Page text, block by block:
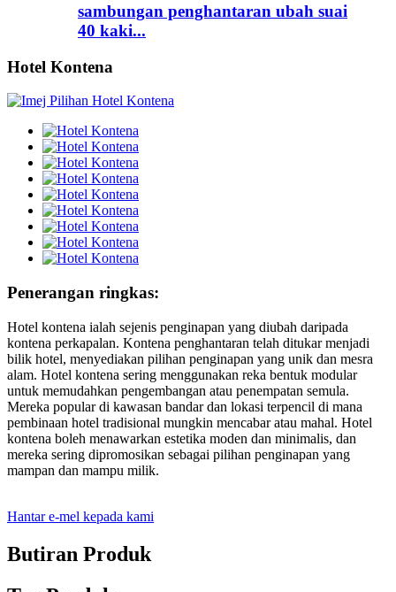
sambungan penghantaran ubah suai
40 kaki...
Hotel Kontena
Penerangan ringkas:
Hotel kontena ialah sejenis penginapan yang diubah daripada
kontena perkapalan. Kontena penghantaran telah ditukar menjadi
bilik hotel, menyediakan pilihan penginapan yang unik dan mesra
alam. Hotel kontena sering menggunakan reka bentuk modular
untuk memudahkan pengembangan atau penempatan semula.
Mereka popular di kawasan bandar dan lokasi terpencil di mana
pembinaan hotel tradisional mungkin mencabar atau mahal. Hotel
kontena boleh menawarkan estetika moden dan minimalis, dan
mereka sering dipromosikan sebagai pilihan penginapan yang
mampan dan mampu milik.
Hantar e-mel kepada kami
Butiran Produk